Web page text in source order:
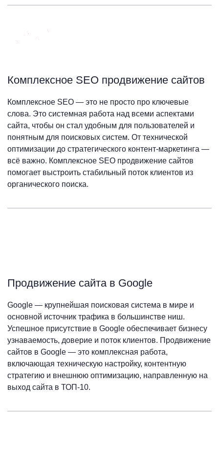
Комплексное SEO продвижение сайтов
Комплексное SEO — это не просто про ключевые
слова. Это системная работа над всеми аспектами
сайта, чтобы он стал удобным для пользователей и
понятным для поисковых систем. От технической
оптимизации до стратегического контент-маркетинга —
всё важно. Комплексное SEO продвижение сайтов
помогает выстроить стабильный поток клиентов из
органического поиска.
Продвижение сайта в Google
Google — крупнейшая поисковая система в мире и
основной источник трафика в большинстве ниш.
Успешное присутствие в Google обеспечивает бизнесу
узнаваемость, доверие и поток клиентов. Продвижение
сайтов в Google — это комплексная работа,
включающая техническую настройку, контентную
стратегию и внешнюю оптимизацию, направленную на
выход сайта в ТОП-10.